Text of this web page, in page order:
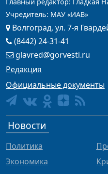
Главный редактор: Гладкая
Учредитель: МАУ «ИАВ»
Волгоград, ул. 7-я
(8442) 24-31-41
glavred@gorvesti.ru
Редакция
Официальные документы
Новости
Политика
Экономика